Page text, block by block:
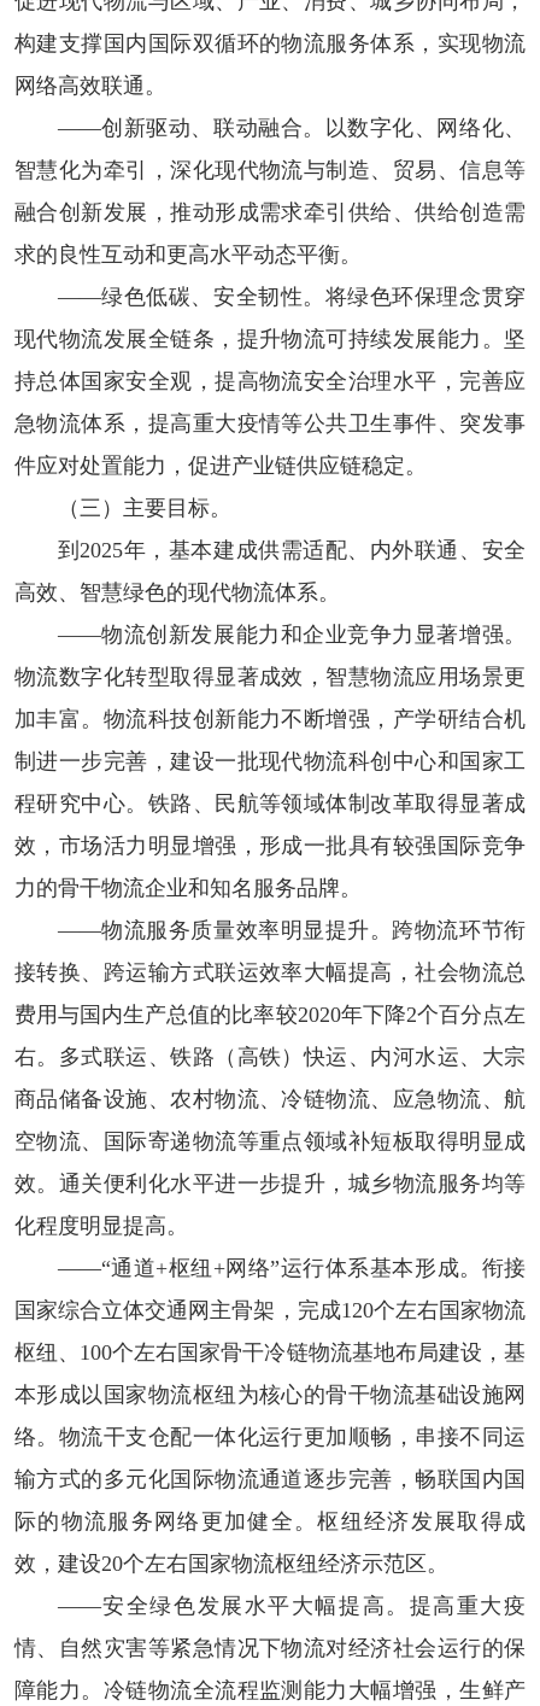
构建支撑国内国际双循环的物流服务体系，实现物流
网络高效联通。
——创新驱动、联动融合。
以数字化、网络化、
智慧化为牵引，深化现代物流与制造、贸易、信息等
融合创新发展，推动形成需求牵引供给、供给创造需
求的良性互动和更高水平动态平衡。
——绿色低碳、安全韧性。 将绿色环保理念贯穿
现代物流发展全链条，提升物流可持续发展能力。坚
持总体国家安全观，提高物流安全治理水平，完善应
急物流体系，提高重大疫情等公共卫生事件、突发事
件应对处置能力，促进产业链供应链稳定。
（三）主要目标。
到2025年，基本建成供需适配、内外联通、安全
高效、智慧绿色的现代物流体系。
——物流创新发展能力和企业竞争力显著增强。
物流数字化转型取得显著成效，智慧物流应用场景更
加丰富。物流科技创新能力不断增强，产学研结合机
制进一步完善，建设一批现代物流科创中心和国家工
程研究中心。铁路、民航等领域体制改革取得显著成
效，市场活力明显增强，形成一批具有较强国际竞争
力的骨干物流企业和知名服务品牌。
——物流服务质量效率明显提升。 跨物流环节衔
接转换、跨运输方式联运效率大幅提高，社会物流总
费用与国内生产总值的比率较2020年下降2个百分点左
右。多式联运、铁路（高铁）快运、内河水运、大宗
商品储备设施、农村物流、冷链物流、应急物流、航
空物流、国际寄递物流等重点领域补短板取得明显成
效。通关便利化水平进一步提升，城乡物流服务均等
化程度明显提高。
——“通道+枢纽+网络”运行体系基本形成。 衔接
国家综合立体交通网主骨架，完成120个左右国家物流
枢纽、100个左右国家骨干冷链物流基地布局建设，基
本形成以国家物流枢纽为核心的骨干物流基础设施网
络。物流干支仓配一体化运行更加顺畅，串接不同运
输方式的多元化国际物流通道逐步完善，畅联国内国
际的物流服务网络更加健全。枢纽经济发展取得成
效，建设20个左右国家物流枢纽经济示范区。
——安全绿色发展水平大幅提高。 提高重大疫
情、自然灾害等紧急情况下物流对经济社会运行的保
障能力。冷链物流全流程监测能力大幅增强，生鲜产